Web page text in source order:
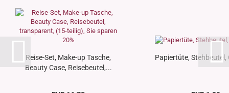
Reise-Set, Make-up Tasche,
Beauty Case, Reisebeutel,...
Papiertüte, Stehbeutel,